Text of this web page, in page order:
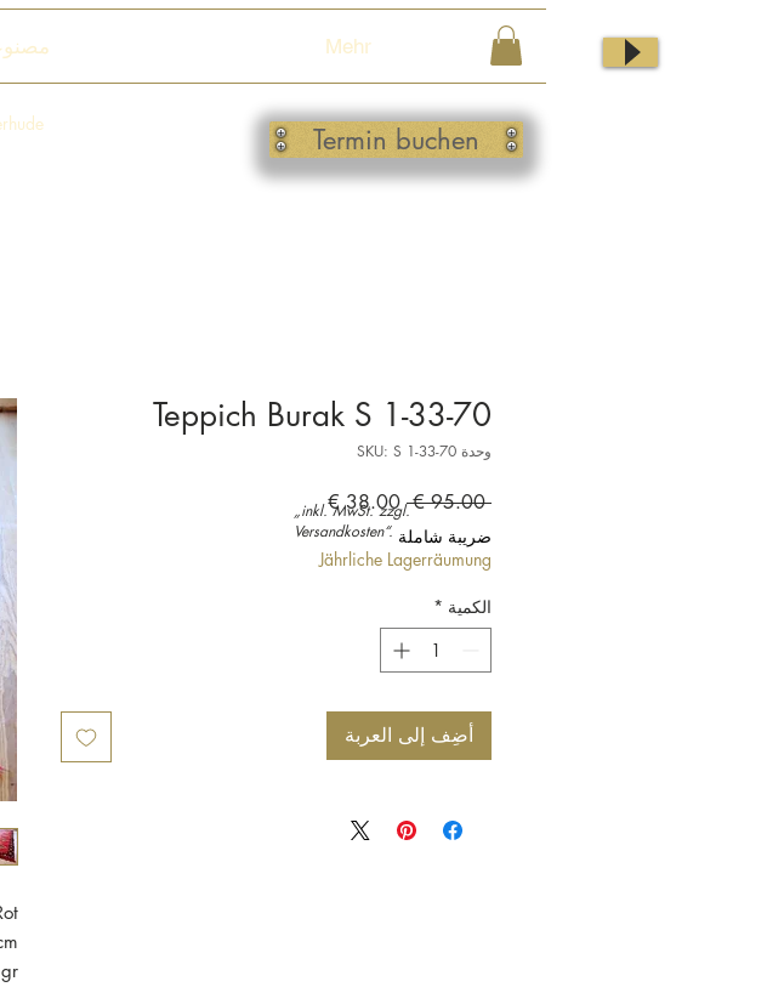
Mehr
Termin buchen
Teppich Burak S 1-33-70
وحدة SKU: S 1-33-70
‏95.00 €
سعر
عادي
سعر
البيع
ضريبة شاملة
Jährliche Lagerräumung
الكمية *
أضِف إلى العربة
„inkl. MwSt. zzgl.
Versandkosten“.